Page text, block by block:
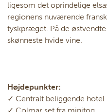
ligesom det oprindelige
regionens nuværende
tyskpræget. På de
skønneste hvide vine.
Højdepunkter:
✓ Centralt beliggende